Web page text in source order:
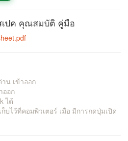
เปค คุณสมบัติ คู่มือ
น เข้าออก
ออก
ได้
บไว้ที่คอมพิวเตอร์ เมื่อ มีการกดปุ่มเปิด